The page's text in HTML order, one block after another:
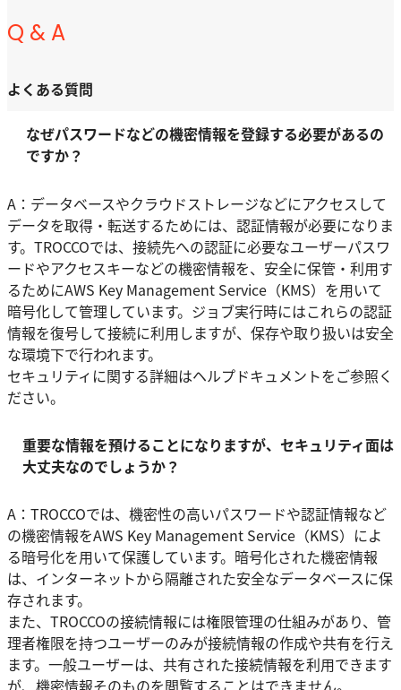
Q & A
よくある質問
なぜパスワードなどの機密情報を登録する必要があるの
ですか？
A：データベースやクラウドストレージなどにアクセスして
データを取得・転送するためには、認証情報が必要になりま
す。TROCCOでは、接続先への認証に必要なユーザーパスワ
ードやアクセスキーなどの機密情報を、安全に保管・利用す
るためにAWS Key Management Service（KMS）を用いて
暗号化して管理しています。ジョブ実行時にはこれらの認証
情報を復号して接続に利用しますが、保存や取り扱いは安全
な環境下で行われます。
セキュリティに関する詳細はヘルプドキュメントをご参照く
ださい。
重要な情報を預けることになりますが、セキュリティ面は
大丈夫なのでしょうか？
A：TROCCOでは、機密性の高いパスワードや認証情報など
の機密情報をAWS Key Management Service（KMS）によ
る暗号化を用いて保護しています。暗号化された機密情報
は、インターネットから隔離された安全なデータベースに保
存されます。
また、TROCCOの接続情報には権限管理の仕組みがあり、管
理者権限を持つユーザーのみが接続情報の作成や共有を行え
ます。一般ユーザーは、共有された接続情報を利用できます